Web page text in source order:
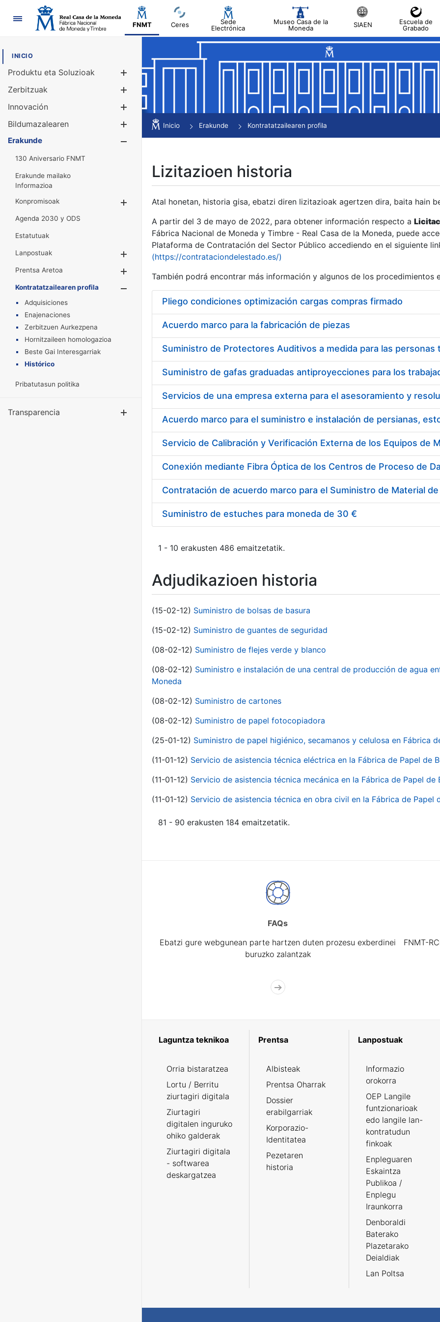
Nabigazioa
FNMT Ceres
Sede
Electrónica
Museo Casa de la
Moneda
SIAEN
Escuela de
Grabado
INICIO
Produktu eta Soluzioak
Erakutsi/Ezkutatu
Zerbitzuak
Innovación
Bildumazalearen
Erakutsi/Ezkutatu
Erakunde
130 Aniversario FNMT
Erakunde mailako
Informazioa
Konpromisoak
Erakutsi/Ezkutatu
Agenda 2030 y ODS
Estatutuak
Lanpostuak
Erakutsi/Ezkutatu
Prentsa Aretoa
Erakutsi/Ezkutatu
Kontratatzailearen profila
Erakutsi/Ezkutatu
Adquisiciones
Enajenaciones
Zerbitzuen Aurkezpena
Hornitzaileen homologazioa
Beste Gai Interesgarriak
Histórico
Pribatutasun politika
Transparencia Erakutsi/Ezkutatu
Inicio Erakunde Kontratatzailearen profila
Lizitazioen historia
Atal honetan, historia gisa, ebatzi diren lizitazioak agertzen dira, baita hain
A partir del 3 de mayo de 2022, para obtener información respecto a
Fábrica Nacional de Moneda y Timbre - Real Casa de la Moneda, puede
Plataforma de Contratación del Sector Público accediendo en el siguiente
(https://contrataciondelestado.es/)
También podrá encontrar más información y algunos de los procedimientos
Pliego condiciones optimización cargas compras firmado
Acuerdo marco para la fabricación de piezas
Acuerdo marco para el suministro e instalación de persianas,
Suministro de estuches para moneda de 30 €
1 - 10 erakusten 486 emaitzetatik.
Adjudikazioen historia
(15-02-12) Suministro de bolsas de basura
(15-02-12) Suministro de guantes de seguridad
(08-02-12) Suministro de flejes verde y blanco
(08-02-12) Suministro e instalación de una central de producción de agua
Moneda
(08-02-12) Suministro de cartones
(08-02-12) Suministro de papel fotocopiadora
(25-01-12) Suministro de papel higiénico, secamanos y celulosa en Fábrica
(11-01-12) Servicio de asistencia técnica eléctrica en la Fábrica de Papel de
(11-01-12) Servicio de asistencia técnica mecánica en la Fábrica de Papel de
(11-01-12) Servicio de asistencia técnica en obra civil en la Fábrica de Papel
81 - 90 erakusten 184 emaitzetatik.
FAQs
Ebatzi gure webgunean parte hartzen duten prozesu exberdinei
buruzko zalantzak
FNMT-
Laguntza teknikoa
Orria bistaratzea
Lortu / Berritu
ziurtagiri digitala
Ziurtagiri
digitalen inguruko
ohiko galderak
Ziurtagiri digitala
- softwarea
deskargatzea
Prentsa
Albisteak
Prentsa Oharrak
Dossier
erabilgarriak
Korporazio-
Identitatea
Pezetaren
historia
Lanpostuak
Informazio
orokorra
OEP Langile
funtzionarioak
edo langile lan-
kontratudun
finkoak
Enpleguaren
Eskaintza
Publikoa /
Enplegu
Iraunkorra
Denboraldi
Baterako
Plazetarako
Deialdiak
Lan Poltsa